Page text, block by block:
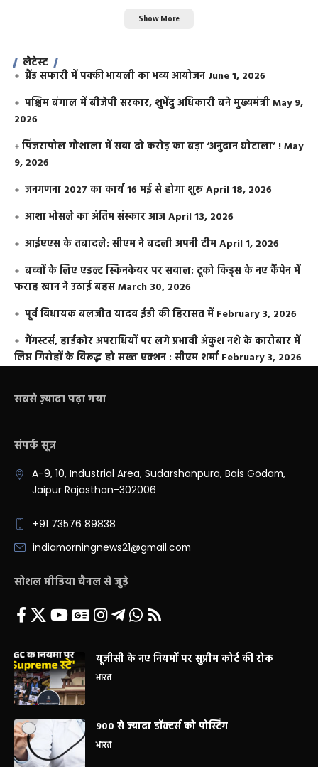
Show More
लेटेस्ट
ग्रैंड सफारी में पक्की भायली का भव्य आयोजन June 1, 2026
पश्चिम बंगाल में बीजेपी सरकार, शुभेंदु अधिकारी बने मुख्यमंत्रीMay 9,
2026
​पिंजरापोल गौशाला में सवा दो करोड़ का बड़ा ‘अनुदान घोटाला’ !May
9, 2026
जनगणना 2027 का कार्य 16 मई से होगा शुरूApril 18, 2026
आशा भोसले का अंतिम संस्कार आजApril 13, 2026
आईएएस के तबादले: सीएम ने बदली अपनी टीमApril 1, 2026
बच्चों के लिए एडल्ट स्किनकेयर पर सवाल: टूको किड्स के नए कैंपेन में
फराह खान ने उठाई बहसMarch 30, 2026
पूर्व विधायक बलजीत यादव ईडी की हिरासत में February 3, 2026
गैंगस्टर्स, हार्डकोर अपराधियों पर लगे प्रभावी अंकुश नशे के कारोबार में
लिप्त गिरोहों के विरूद्ध हो सख्त एक्शन : सीएम शर्मा February 3, 2026
सबसे ज़्यादा पढ़ा गया
संपर्क सूत्र
A-9, 10, Industrial Area, Sudarshanpura, Bais Godam,
Jaipur Rajasthan-302006
+91 73576 89838
indiamorningnews21@gmail.com
सोशल मीडिया चैनल से जुड़े
यूजीसी के नए नियमों पर सुप्रीम कोर्ट की रोक
भारत
900 से ज्यादा डॉक्टर्स को पोस्टिंग
भारत